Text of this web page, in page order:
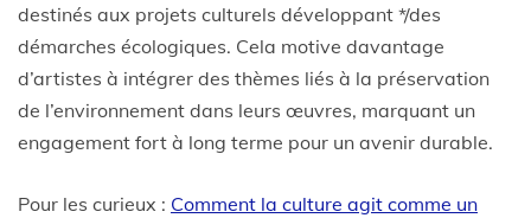
destinés aux projets culturels développant */des
démarches écologiques. Cela motive davantage
d’artistes à intégrer des thèmes liés à la préservation
de l’environnement dans leurs œuvres, marquant un
engagement fort à long terme pour un avenir durable.
Pour les curieux : Comment la culture agit comme un